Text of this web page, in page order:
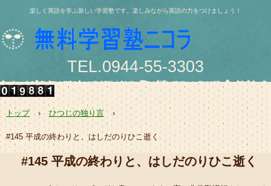
楽しく英語を学ぶ新しい学習塾です。楽しみながら英語の力をつけましょう！
TEL.0944-55-3303
〒836-0844 大牟田市浄真町114番地 浄真ビル202号
e-mail:nishio@jukunicolas.net
トップ › ひつじの独り言 ›
#145 平成の終わりと、はしだのりひこ逝く
#145 平成の終わりと、はしだのりひこ逝く